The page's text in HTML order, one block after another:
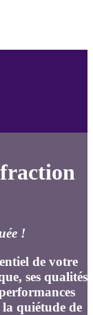
!
de votre
ses qualités
quiétude de